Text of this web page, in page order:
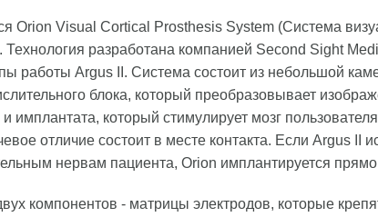
Orion Visual Cortical Prosthesis System (Система
Технология разработана компанией Second Sight
работы Argus II. Система состоит из небольшой
блока, который преобразовывает
имплантата, который стимулирует мозг
отличие состоит в месте контакта. Если Argus II
нервам пациента, Orion имплантируется прямо
компонентов - матрицы электродов, которые